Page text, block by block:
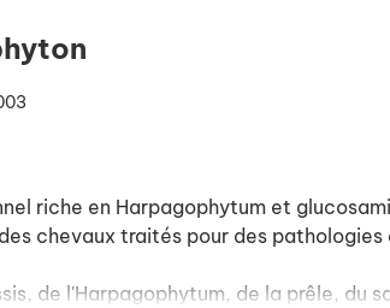
riche en Harpagophytum et
chevaux traités pour des
de l'Harpagophytum, de la prêle, du